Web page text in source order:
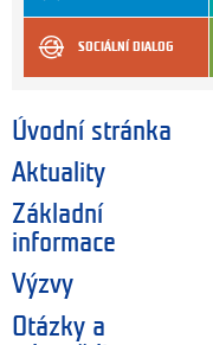
SOCIÁLNÍ DIALOG
Úvodní stránka
Aktuality
Základní
informace
Výzvy
Otázky a